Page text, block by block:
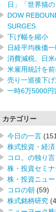
日」「世界猫
DOW
SURGES.
下げ幅を縮小
日経平均株価
消費減税、日
米雇用統計を前
売り一巡後下
一時6万5000円
カテゴリー
今日の一言
株式投資・経
コロ。の独り言
株・投資セミナ
株・投資ニュ
コロの朝 (59)
株式銘柄研究